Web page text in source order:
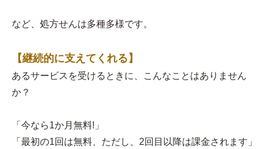
など、処方せんは多種多様です。
【継続的に支えてくれる】
あるサービスを受けるときに、こんなことはありません
か？
「今なら1か月無料!」
「最初の1回は無料、ただし、2回目以降は課金されます」